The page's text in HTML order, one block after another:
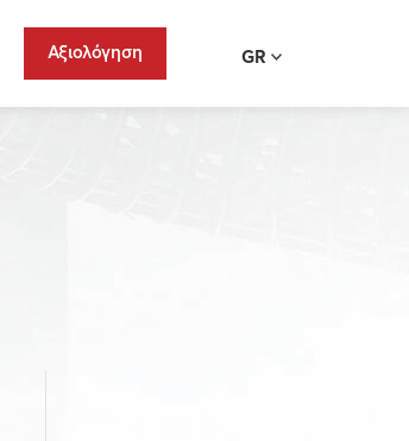
Αξιολόγηση GR